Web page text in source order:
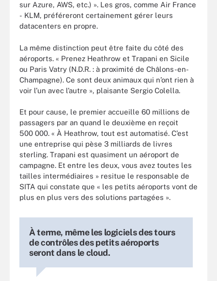
sur Azure, AWS, etc.) ». Les gros, comme Air France
- KLM, préféreront certainement gérer leurs
datacenters en propre.
La même distinction peut être faite du côté des
aéroports. « Prenez Heathrow et Trapani en Sicile
ou Paris Vatry (N.D.R. : à proximité de Châlons-en-
Champagne). Ce sont deux animaux qui n’ont rien à
voir l’un avec l’autre », plaisante Sergio Colella.
Et pour cause, le premier accueille 60 millions de
passagers par an quand le deuxième en reçoit
500 000. « À Heathrow, tout est automatisé. C’est
une entreprise qui pèse 3 milliards de livres
sterling. Trapani est quasiment un aéroport de
campagne. Et entre les deux, vous avez toutes les
tailles intermédiaires » resitue le responsable de
SITA qui constate que « les petits aéroports vont de
plus en plus vers des solutions partagées ».
À terme, même les logiciels des tours
de contrôles des petits aéroports
seront dans le cloud.